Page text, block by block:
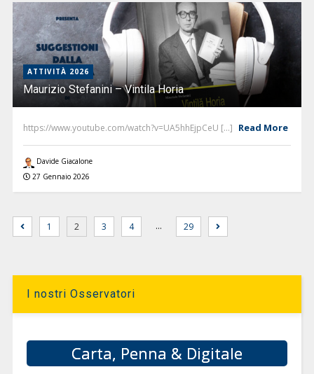
ATTIVITÀ 2026
Maurizio Stefanini – Vintila Horia
https://www.youtube.com/watch?v=UA5hhEjpCeU [...] Read More
Davide Giacalone
27 Gennaio 2026
1 2 3 4 … 29
I nostri Osservatori
Carta, Penna & Digitale